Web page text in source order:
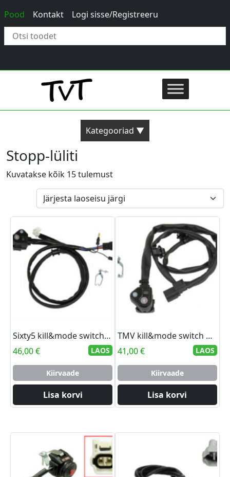
Pood Kontakt Logi sisse/Registreeru
Kategooriad ▼
Stopp-lüliti
Kuvatakse kõik 15 tulemust
Sixty5 kill&mode switch CRF450RX 17
46,00€ LAOS
Kiirvaade
Lisa korvi
TMV kill&mode switch CRF450RX 18
41,00€ LAOS
Kiirvaade
Lisa korvi